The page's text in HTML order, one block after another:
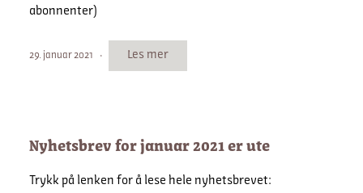
abonnenter)
29. januar 2021 Les mer
Nyhetsbrev for januar 2021 er ute
Trykk på lenken for å lese hele nyhetsbrevet: